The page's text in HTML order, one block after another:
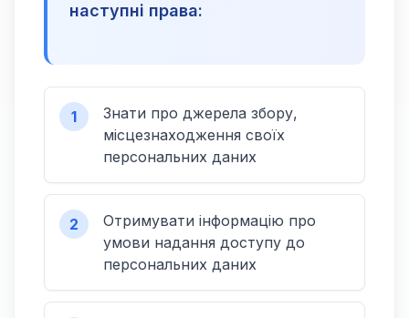
наступні права:
1
Знати про джерела збору,
місцезнаходження своїх
персональних даних
2
Отримувати інформацію про
умови надання доступу до
персональних даних